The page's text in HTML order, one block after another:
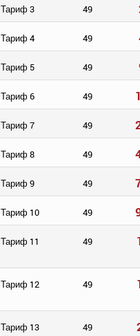
Тариф 3 49
Тариф 4 49
Тариф 5 49
Тариф 6 49
Тариф 7 49
Тариф 8 49
Тариф 9 49
Тариф 10 49
Тариф 11 49
Тариф 12 49
Тариф 13 49